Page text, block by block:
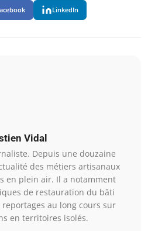
LinkedIn
Vidal
Depuis une douzaine
des métiers artisanaux
en plein air. Il a notamment
de restauration du bâti
au long cours sur
en territoires isolés.